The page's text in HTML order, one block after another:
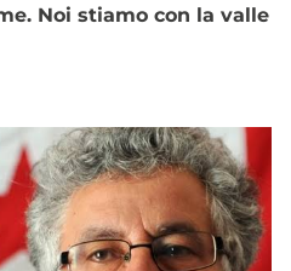
Noi stiamo con la valle